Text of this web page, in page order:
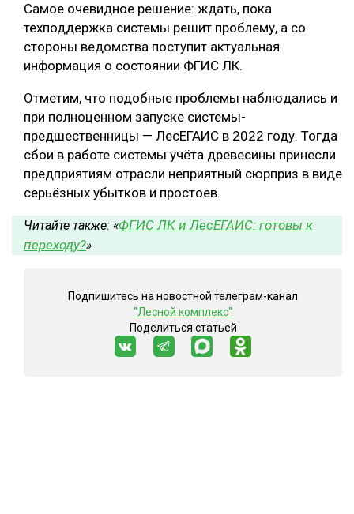
Самое очевидное решение: ждать, пока
техподдержка системы решит проблему, а со
стороны ведомства поступит актуальная
информация о состоянии ФГИС ЛК.
Отметим, что подобные проблемы наблюдались и
при полноценном запуске системы-
предшественницы — ЛесЕГАИС в 2022 году. Тогда
сбои в работе системы учёта древесины принесли
предприятиям отрасли неприятный сюрприз в виде
серьёзных убытков и простоев.
Читайте также: «ФГИС ЛК и ЛесЕГАИС: готовы к
переходу?»
Подпишитесь на новостной телеграм-канал
"Лесной комплекс"
Поделиться статьей